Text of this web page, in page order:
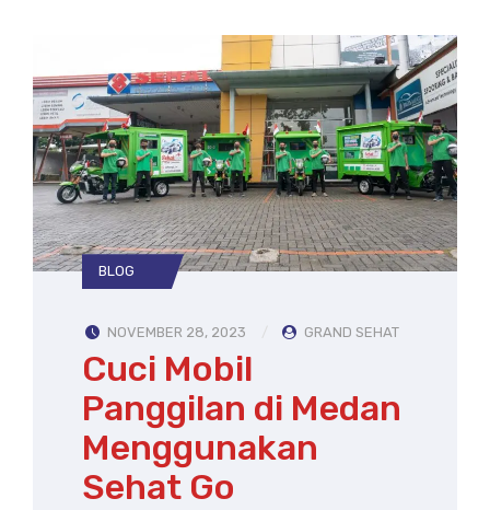
BLOG
NOVEMBER 28, 2023 GRAND SEHAT
Cuci Mobil
Panggilan di Medan
Menggunakan
Sehat Go